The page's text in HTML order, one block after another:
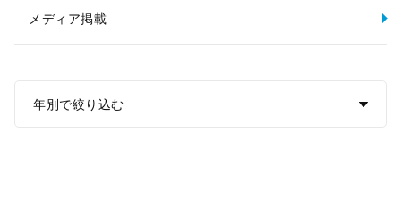
メディア掲載
年別で絞り込む